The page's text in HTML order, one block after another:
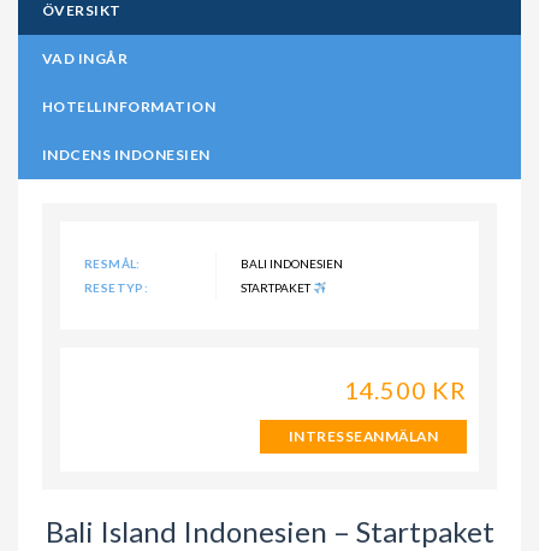
ÖVERSIKT
VAD INGÅR
HOTELLINFORMATION
INDCENS INDONESIEN
RESMÅL:
BALI INDONESIEN
RESETYP:
STARTPAKET
14.500 KR
INTRESSEANMÄLAN
Bali Island Indonesien – Startpaket